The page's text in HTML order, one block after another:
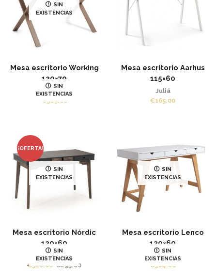
SIN
EXISTENCIAS
Mesa escritorio Working
120×79
Juliá
€569.00
SIN
EXISTENCIAS
Mesa escritorio Aarhus
115×60
Juliá
€165.00
¡OFERTA!
SIN
EXISTENCIAS
Mesa escritorio Nórdic
120×60
MK
€ 328.00 €295.00
SIN
EXISTENCIAS
SIN
EXISTENCIAS
Mesa escritorio Lenco
120×60
MK
€ 364.00
SIN
EXISTENCIAS